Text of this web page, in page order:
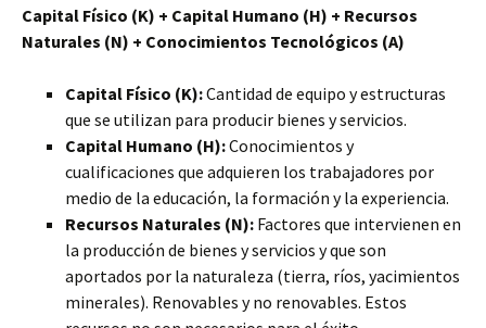
Capital Físico (K) + Capital Humano (H) + Recursos
Naturales (N) + Conocimientos Tecnológicos (A)
Capital Físico (K):Cantidad de equipo y estructuras
que se utilizan para producir bienes y servicios.
Capital Humano (H):Conocimientos y
cualificaciones que adquieren los trabajadores por
medio de la educación, la formación y la experiencia.
Recursos Naturales (N): Factores que intervienen en
la producción de bienes y servicios y que son
aportados por la naturaleza (tierra, ríos, yacimientos
minerales). Renovables y no renovables. Estos